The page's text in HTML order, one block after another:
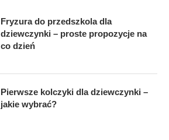
Fryzura do przedszkola dla
dziewczynki – proste propozycje na
co dzień
Pierwsze kolczyki dla dziewczynki –
jakie wybrać?